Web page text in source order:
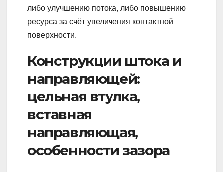
либо улучшению потока, либо повышению
ресурса за счёт увеличения контактной
поверхности.
Конструкции штока и
направляющей:
цельная втулка,
вставная
направляющая,
особенности зазора